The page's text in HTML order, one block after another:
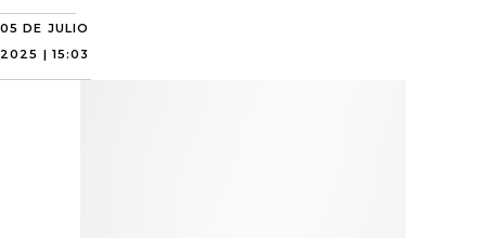
05 DE JULIO
2025 | 15:03